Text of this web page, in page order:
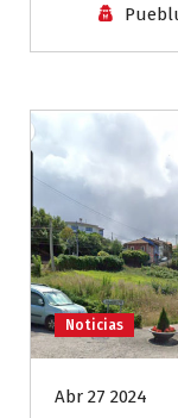
Noticias
Abr 27 2024